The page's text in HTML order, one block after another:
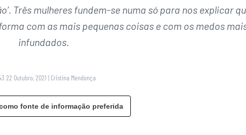
Três mulheres fundem-se numa só para nos explicar
com as mais pequenas coisas e com os medos
infundados.
22 Outubro, 2021 | Cristina Mendonça
fonte de informação preferida